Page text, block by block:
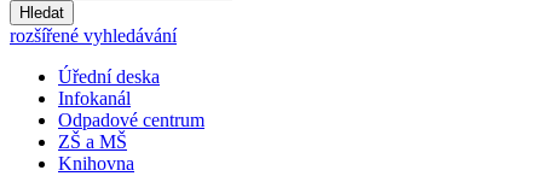
Hledat
rozšířené vyhledávání
Úřední deska
Infokanál
Odpadové centrum
ZŠ a MŠ
Knihovna